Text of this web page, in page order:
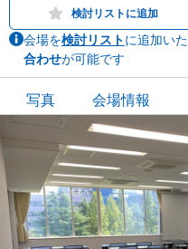
検討リストに追加
会場を検討リストに追加い
合わせが可能です
写真 会場情報